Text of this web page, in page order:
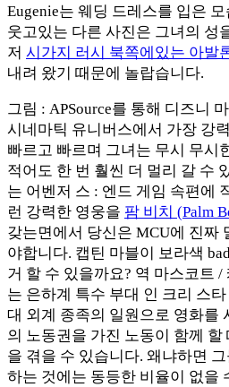
Eugenie는 웨딩 드레스를 입은
웃고있는 다른 사진은 그녀의 성
저 시가지 러시 북쪽에있는 아발
내려 왔기 때문에 놀랍습니다.
그림 : APSource를 통해 디즈니
시네마틱 유니버스에서 가장 강
빠르고 빠르며 그녀는 무시 무시
적어도 한 번 훨씬 더 멀리 갈 수
는 어벤저 스 : 엔드 게임 속편에
런 강력한 영웅을 팜 비치 (Palm
갖는면에서 당신은 MCU에 진짜
야합니다. 캡틴 마블이 보라색
거 할 수 있을까요? 역 마스코트 /
는 은하계 특수 부대 인 크리 스
대 외계 종족의 일원으로 영화를
의 노동권을 가진 노동이 함께 할
을 겪을 수 있습니다. 왜냐하면
하는 것에는 동등한 비율이 없을